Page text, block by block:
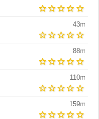
43m
88m
110m
159m